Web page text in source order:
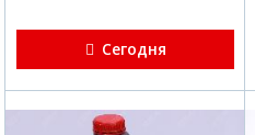
Сегодня